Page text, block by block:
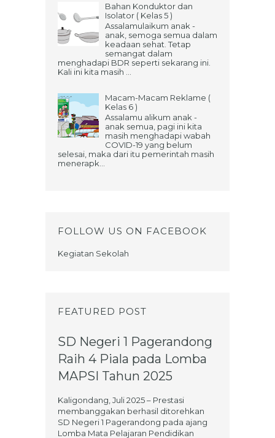
Bahan Konduktor dan
Isolator ( Kelas 5 )
Assalamulaikum anak -
anak, semoga semua dalam
keadaan sehat. Tetap
semangat dalam
menghadapi BDR seperti sekarang ini.
Kali ini kita masih ...
Macam-Macam Reklame (
Kelas 6 )
Assalamu alikum anak -
anak semua, pagi ini kita
masih menghadapi wabah
COVID-19 yang belum
selesai, maka dari itu pemerintah masih
menerapk...
FOLLOW US ON FACEBOOK
Kegiatan Sekolah
FEATURED POST
SD Negeri 1 Pagerandong
Raih 4 Piala pada Lomba
MAPSI Tahun 2025
Kaligondang, Juli 2025 – Prestasi
membanggakan berhasil ditorehkan
SD Negeri 1 Pagerandong pada ajang
Lomba Mata Pelajaran Pendidikan